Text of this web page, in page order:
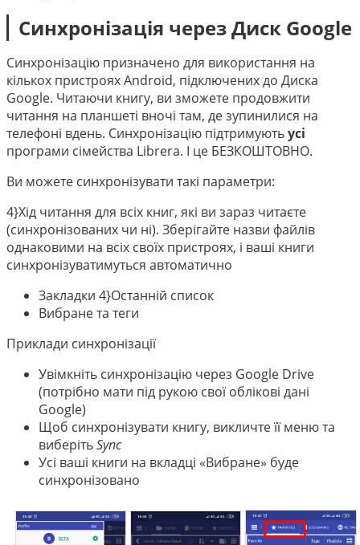
Синхронізація через Диск Google
Синхронізацію призначено для використання на
кількох пристроях Android, підключених до Диска
Google. Читаючи книгу, ви зможете продовжити
читання на планшеті вночі там, де зупинилися на
телефоні вдень. Синхронізацію підтримуютьусі
програми сімейства Librera. І це БЕЗКОШТОВНО.
Ви можете синхронізувати такі параметри:
4}Хід читання для всіх книг, які ви зараз читаєте
(синхронізованих чи ні). Зберігайте назви файлів
однаковими на всіх своїх пристроях, і ваші книги
синхронізуватимуться автоматично
Закладки 4}Останній список
Вибране та теги
Приклади синхронізації
Увімкніть синхронізацію через Google Drive
(потрібно мати під рукою свої облікові дані
Google)
Щоб синхронізувати книгу, викличте її меню та
виберітьSync
Усі ваші книги на вкладці «Вибране» буде
синхронізовано